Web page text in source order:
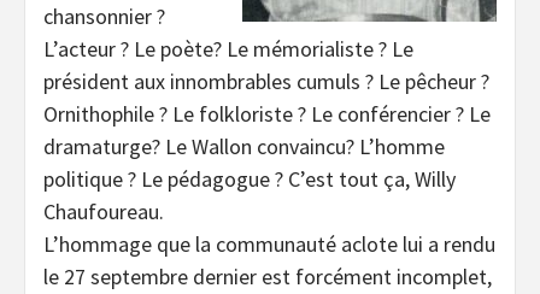
chansonnier ?
L’acteur ? Le poète? Le mémorialiste ? Le
président aux innombrables cumuls ? Le pêcheur ?
Ornithophile ? Le folkloriste ? Le conférencier ? Le
dramaturge? Le Wallon convaincu? L’homme
politique ? Le pédagogue ? C’est tout ça, Willy
Chaufoureau.
L’hommage que la communauté aclote lui a rendu
le 27 septembre dernier est forcément incomplet,